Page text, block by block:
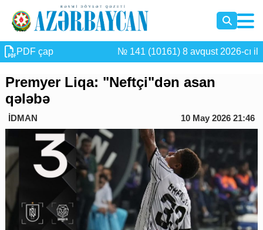
PDF çap № 141 (10161) 8 avqust 2026-cı il
Premyer Liqa: "Neftçi"dən asan
qələbə
İDMAN 10 May 2026 21:46